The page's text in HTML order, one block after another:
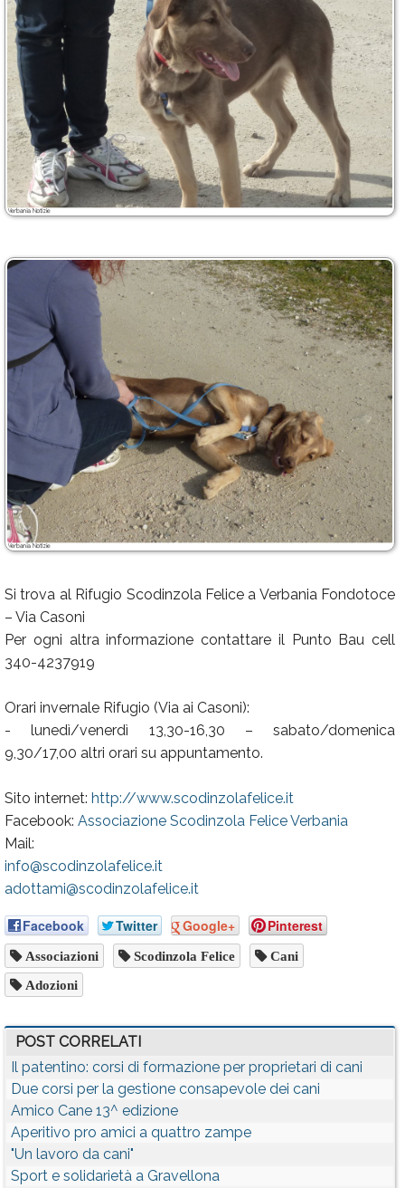
Si trova al Rifugio Scodinzola Felice a Verbania Fondotoce
– Via Casoni
Per ogni altra informazione contattare il Punto Bau cell
340-4237919
Orari invernale Rifugio (Via ai Casoni):
- lunedì/venerdì 13,30-16,30 – sabato/domenica
9,30/17,00 altri orari su appuntamento.
Sito internet: http://www.scodinzolafelice.it
Facebook: Associazione Scodinzola Felice Verbania
Mail:
info@scodinzolafelice.it
adottami@scodinzolafelice.it
Facebook Twitter Google+ Pinterest
Associazioni Scodinzola Felice Cani
Adozioni
POST CORRELATI
Il patentino: corsi di formazione per proprietari di cani
Due corsi per la gestione consapevole dei cani
Amico Cane 13^ edizione
Aperitivo pro amici a quattro zampe
"Un lavoro da cani"
Sport e solidarietà a Gravellona